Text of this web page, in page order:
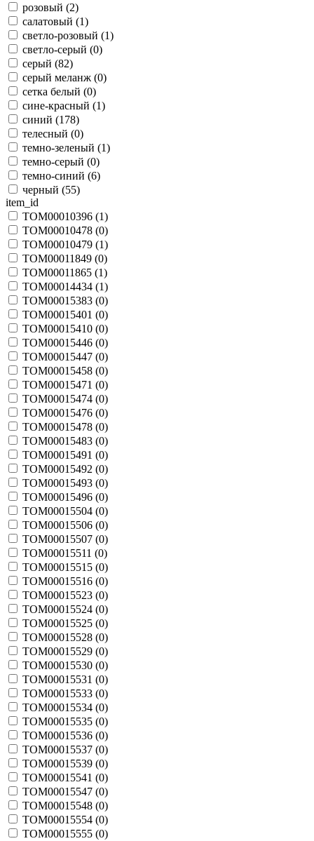
розовый (2)
салатовый (1)
светло-розовый (1)
светло-серый (0)
серый (82)
серый меланж (0)
сетка белый (0)
сине-красный (1)
синий (178)
телесный (0)
темно-зеленый (1)
темно-серый (0)
темно-синий (6)
черный (55)
item_id
TOM00010396 (1)
TOM00010478 (0)
TOM00010479 (1)
TOM00011849 (0)
TOM00011865 (1)
TOM00014434 (1)
TOM00015383 (0)
TOM00015401 (0)
TOM00015410 (0)
TOM00015446 (0)
TOM00015447 (0)
TOM00015458 (0)
TOM00015471 (0)
TOM00015474 (0)
TOM00015476 (0)
TOM00015478 (0)
TOM00015483 (0)
TOM00015491 (0)
TOM00015492 (0)
TOM00015493 (0)
TOM00015496 (0)
TOM00015504 (0)
TOM00015506 (0)
TOM00015507 (0)
TOM00015511 (0)
TOM00015515 (0)
TOM00015516 (0)
TOM00015523 (0)
TOM00015524 (0)
TOM00015525 (0)
TOM00015528 (0)
TOM00015529 (0)
TOM00015530 (0)
TOM00015531 (0)
TOM00015533 (0)
TOM00015534 (0)
TOM00015535 (0)
TOM00015536 (0)
TOM00015537 (0)
TOM00015539 (0)
TOM00015541 (0)
TOM00015547 (0)
TOM00015548 (0)
TOM00015554 (0)
TOM00015555 (0)